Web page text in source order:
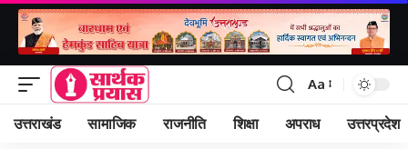
Font
Resizer
Aa
उत्तराखंड सामाजिक राजनीति शिक्षा अपराध उत्तरप्रदेश